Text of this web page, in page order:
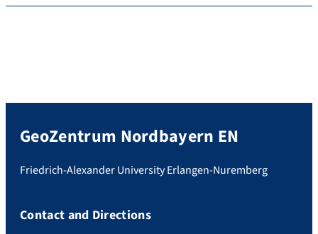
GeoZentrum Nordbayern EN
Friedrich-Alexander University Erlangen-Nuremberg
Contact and Directions